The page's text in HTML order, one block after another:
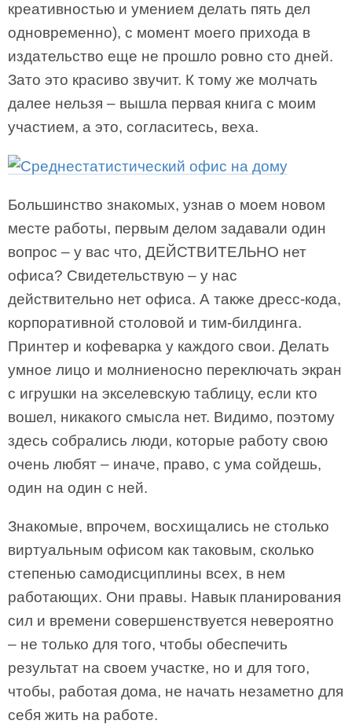
креативностью и умением делать пять дел
одновременно), с момент моего прихода в
издательство еще не прошло ровно сто дней.
Зато это красиво звучит. К тому же молчать
далее нельзя – вышла первая книга с моим
участием, а это, согласитесь, веха.
Большинство знакомых, узнав о моем новом
месте работы, первым делом задавали один
вопрос – у вас что, ДЕЙСТВИТЕЛЬНО нет
офиса? Свидетельствую – у нас
действительно нет офиса. А также дресс-кода,
корпоративной столовой и тим-билдинга.
Принтер и кофеварка у каждого свои. Делать
умное лицо и молниеносно переключать экран
с игрушки на экселевскую таблицу, если кто
вошел, никакого смысла нет. Видимо, поэтому
здесь собрались люди, которые работу свою
очень любят – иначе, право, с ума сойдешь,
один на один с ней.
Знакомые, впрочем, восхищались не столько
виртуальным офисом как таковым, сколько
степенью самодисциплины всех, в нем
работающих. Они правы. Навык планирования
сил и времени совершенствуется невероятно
– не только для того, чтобы обеспечить
результат на своем участке, но и для того,
чтобы, работая дома, не начать незаметно для
себя жить на работе.